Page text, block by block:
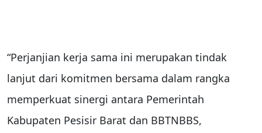
“Perjanjian kerja sama ini merupakan tindak
lanjut dari komitmen bersama dalam rangka
memperkuat sinergi antara Pemerintah
Kabupaten Pesisir Barat dan BBTNBBS,